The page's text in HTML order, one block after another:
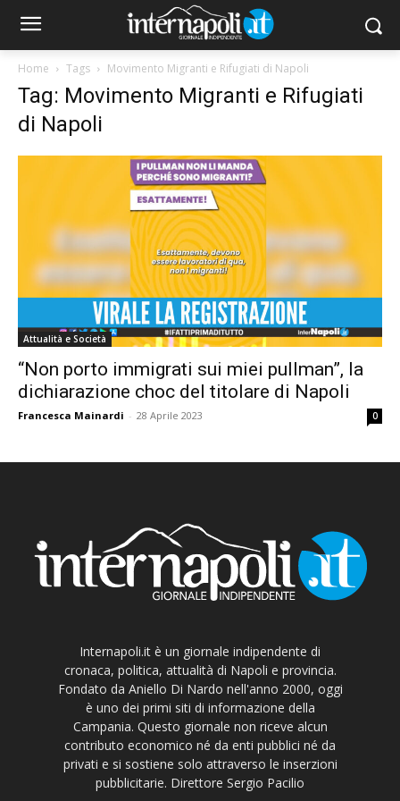
Home Tags Movimento Migranti e Rifugiati di Napoli
Tag: Movimento Migranti e Rifugiati
di Napoli
Attualità e Società
“Non porto immigrati sui miei pullman”, la
dichiarazione choc del titolare di Napoli
Francesca Mainardi - 28 Aprile 2023 0
Internapoli.it è un giornale indipendente di
cronaca, politica, attualità di Napoli e provincia.
Fondato da Aniello Di Nardo nell'anno 2000, oggi
è uno dei primi siti di informazione della
Campania. Questo giornale non riceve alcun
contributo economico né da enti pubblici né da
privati e si sostiene solo attraverso le inserzioni
pubblicitarie. Direttore Sergio Pacilio